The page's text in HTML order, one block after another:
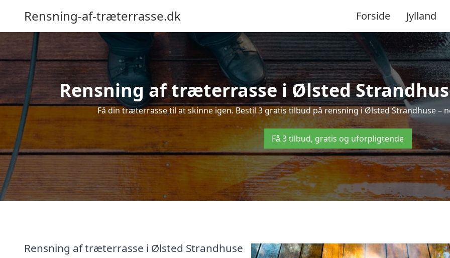
Rensning-af-træterrasse.dk Forside Jylland
Rensning af træterrasse i Ølsted
Få din træterrasse til at skinne igen. Bestil 3 gratis tilbud på rensning i Ølsted Strandhuse –
Få 3 tilbud, gratis og uforpligtende
Rensning af træterrasse i Ølsted Strandhuse